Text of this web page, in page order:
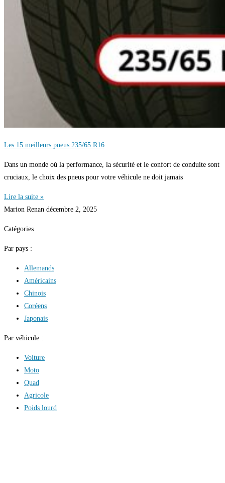
Les 15 meilleurs pneus 235/65 R16
Dans un monde où la performance, la sécurité et le confort de conduite sont
cruciaux, le choix des pneus pour votre véhicule ne doit jamais
Lire la suite »
Marion Renan décembre 2, 2025
Catégories
Par pays :
Allemands
Américains
Chinois
Coréens
Japonais
Par véhicule :
Voiture
Moto
Quad
Agricole
Poids lourd